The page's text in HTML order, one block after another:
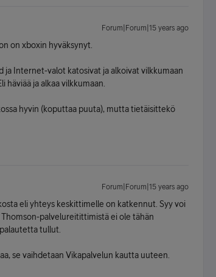
Forum|Forum|15 years ago
on xboxin hyväksynyt.
ja Internet-valot katosivat ja alkoivat vilkkumaan
ja alkaa vilkkumaan.
hyvin (koputtaa puuta), mutta tietäisittekö
Forum|Forum|15 years ago
eli yhteys keskittimelle on katkennut. Syy voi
palvelureitittimistä ei ole tähän
tullut.
se vaihdetaan Vikapalvelun kautta uuteen.